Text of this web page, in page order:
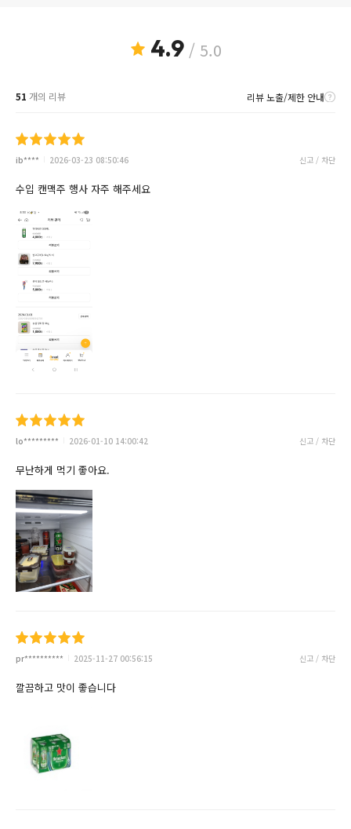
4.9/ 5.0
51 개의 리뷰 리뷰 노출/제한 안내
ib**** 2026-03-23 08:50:46 신고 / 차단
수입 캔맥주 행사 자주 해주세요
lo********* 2026-01-10 14:00:42 신고 / 차단
무난하게 먹기 좋아요.
pr********** 2025-11-27 00:56:15 신고 / 차단
깔끔하고 맛이 좋습니다